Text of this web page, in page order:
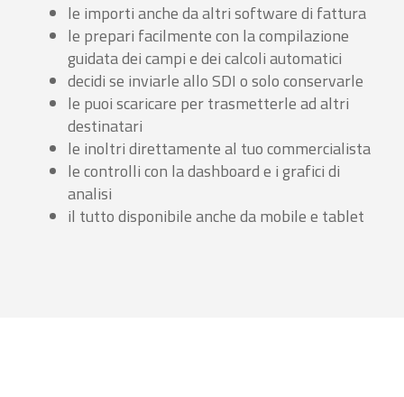
le importi anche da altri software di fattura
le prepari facilmente con la compilazione
guidata dei campi e dei calcoli automatici
decidi se inviarle allo SDI o solo conservarle
le puoi scaricare per trasmetterle ad altri
destinatari
le inoltri direttamente al tuo commercialista
le controlli con la dashboard e i grafici di
analisi
il tutto disponibile anche da mobile e tablet